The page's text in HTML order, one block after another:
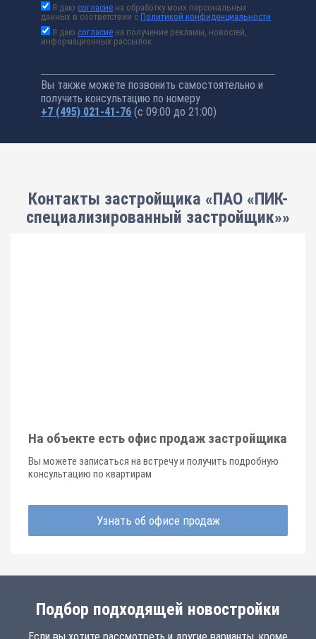
Я даюсогласие на обработку моих персональных
данных в соответствии сПолитикой конфиденциальности
Я даюсогласие на получение рекламы, новостей,
информационных рассылок
Вы также можете позвонить самостоятельно и
получить консультацию по номеру
+7 (495) 021-41-76 (с 09:00 до 21:00)
Контакты застройщика «ПАО «ПИК-
специализированный застройщик»»
На объекте есть офис продаж застройщика
Вы можете записаться на встречу и получить подробную
консультацию по квартирам
Узнать об офисе продаж
Подбор подходящей новостройки